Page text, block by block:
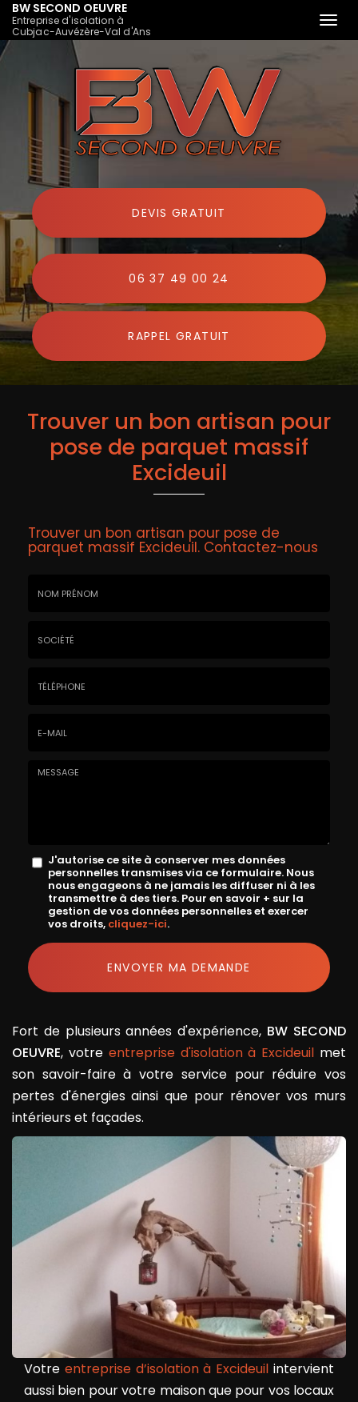
Aller
contenu
BW SECOND OEUVRE
Entreprise d'isolation à
Cubjac-Auvézère-Val d'Ans
DEVIS GRATUIT
06 37 49 00 24
RAPPEL GRATUIT
Trouver un bon artisan pour
pose de parquet massif
Excideuil
Trouver un bon artisan pour pose de
parquet massif Excideuil. Contactez-nous
Message
J'autorise ce site à conserver mes données
personnelles transmises via ce formulaire. Nous
nous engageons à ne jamais les diffuser ni à les
transmettre à des tiers. Pour en savoir + sur la
gestion de vos données personnelles et exercer
vos droits, cliquez-ici.
Acceptation
RGPD
ENVOYER MA DEMANDE
Fort de plusieurs années d'expérience, BW SECOND
OEUVRE, votre entreprise d'isolation à Excideuil met
son savoir-faire à votre service pour réduire vos
pertes d'énergies ainsi que pour rénover vos murs
intérieurs et façades.
Votre entreprise d’isolation à Excideuil intervient
aussi bien pour votre maison que pour vos locaux